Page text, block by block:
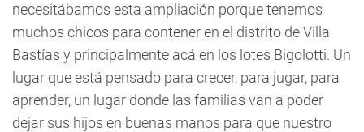
necesitábamos esta ampliación porque tenemos
muchos chicos para contener en el distrito de Villa
Bastías y principalmente acá en los lotes Bigolotti. Un
lugar que está pensado para crecer, para jugar, para
aprender, un lugar donde las familias van a poder
dejar sus hijos en buenas manos para que nuestro